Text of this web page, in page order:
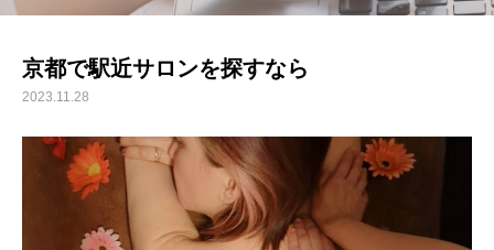
京都で駅近サロンを探すなら
2023.11.28